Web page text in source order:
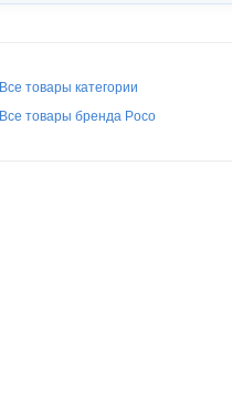
Все товары категории
Все товары бренда Poco